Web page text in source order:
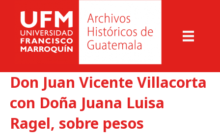
Don Juan Vicente Villacorta
con Doña Juana Luisa
Ragel, sobre pesos